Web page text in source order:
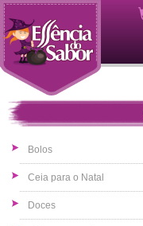
Bolos
Ceia para o Natal
Doces